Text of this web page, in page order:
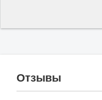
Отзывы